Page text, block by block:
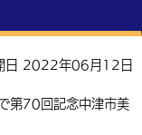
日 2022年06月12日
第70回記念中津市美